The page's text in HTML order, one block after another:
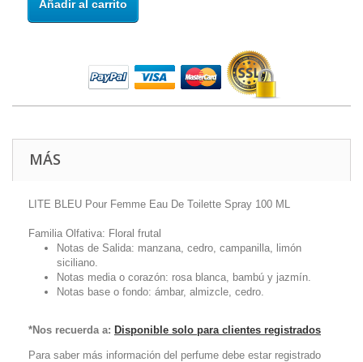
Añadir al carrito
MÁS
LITE BLEU Pour Femme Eau De Toilette Spray 100 ML
Familia Olfativa: Floral frutal
Notas de Salida: manzana, cedro, campanilla, limón
siciliano
Notas media o corazón: rosa blanca, bambú y jazmín
Notas base o fondo: ámbar, almizcle, cedro
*Nos recuerda a: Disponible solo para clientes registrados
Para saber más información del perfume debe estar registrado